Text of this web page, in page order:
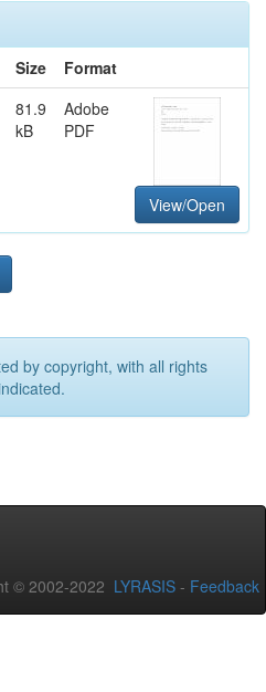
Size
Format
81.9
kB
Adobe
PDF
View/Open
by copyright, with all rights
© 2002-2022 LYRASIS - Feedback